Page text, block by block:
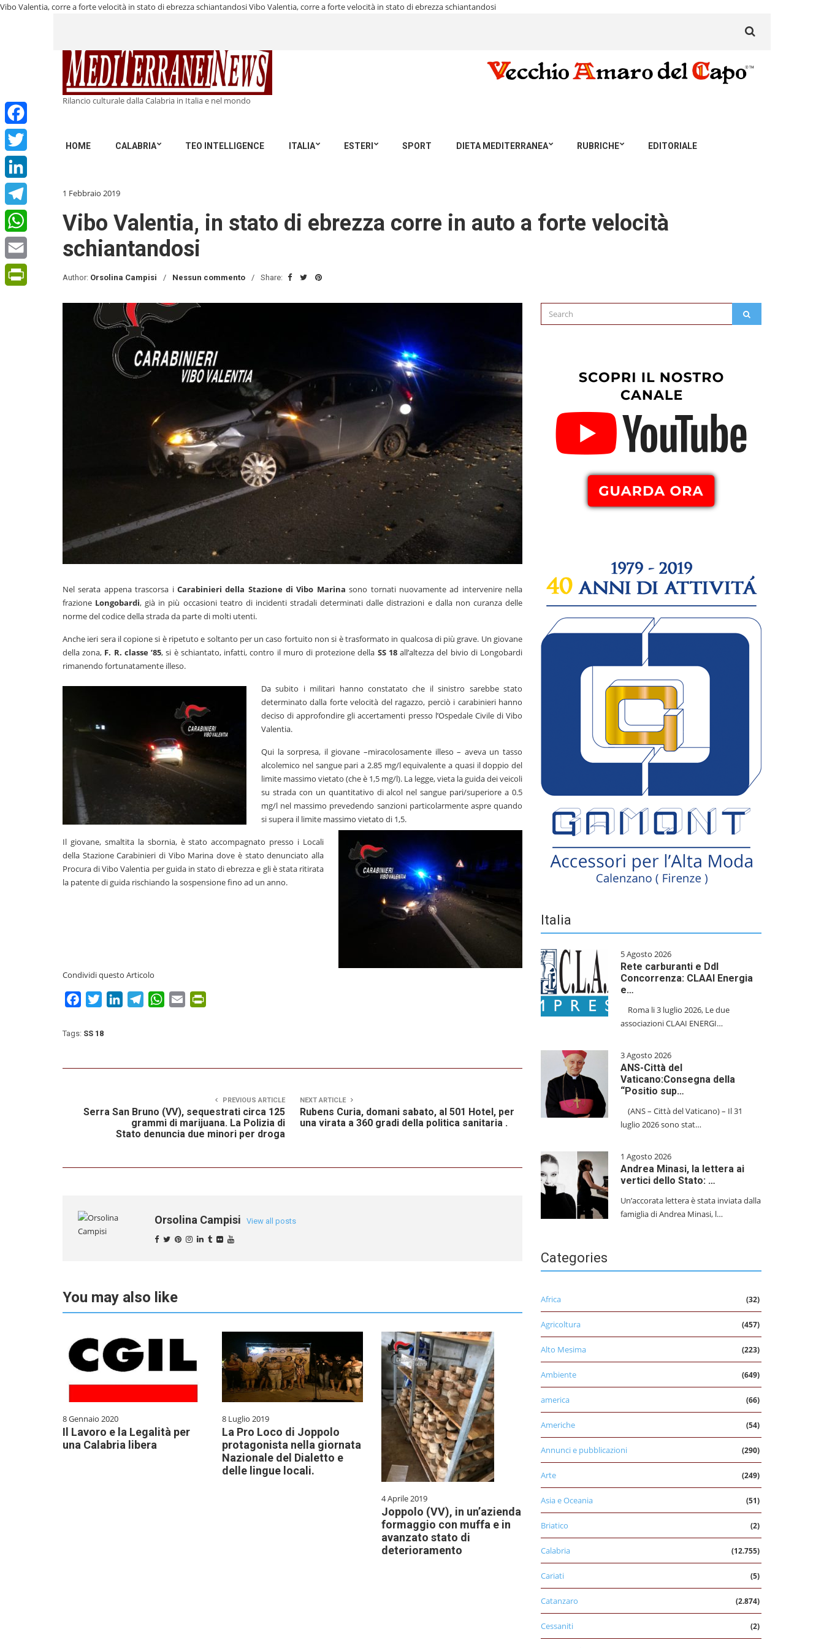
Vibo Valentia, corre a forte velocità in stato di ebrezza schiantandosiVibo Valentia, corre a forte velocità in stato di ebrezza schiantandosi
Rilancio culturale dalla Calabria in Italia e nel mondo
HOME CALABRIA TEO INTELLIGENCE ITALIA ESTERI SPORT DIETA MEDITERRANEA RUBRICHE EDITORIALE
for:
Facebook
Twitter
LinkedIn
Telegram
WhatsApp
Email
1 Febbraio 2019
Vibo Valentia, in stato di ebrezza corre in auto a forte velocità
schiantandosi
Author: Orsolina Campisi Nessun commento Share:
Nel serata appena trascorsa i Carabinieri della Stazione di Vibo Marina sono tornati nuovamente ad intervenire nella
frazione Longobardi, già in più occasioni teatro di incidenti stradali determinati dalle distrazioni e dalla non curanza delle
norme del codice della strada da parte di molti utenti.
Anche ieri sera il copione si è ripetuto e soltanto per un caso fortuito non si è trasformato in qualcosa di più grave. Un giovane
della zona, F. R. classe ’85, si è schiantato, infatti, contro il muro di protezione della SS 18all’altezza del bivio di Longobardi
rimanendo fortunatamente illeso.
Da subito i militari hanno constatato che il sinistro sarebbe stato
determinato dalla forte velocità del ragazzo, perciò i carabinieri hanno
deciso di approfondire gli accertamenti presso l’Ospedale Civile di Vibo
Valentia.
Qui la sorpresa, il giovane –miracolosamente illeso – aveva un tasso
alcolemico nel sangue pari a 2.85 mg/l equivalente a quasi il doppio del
limite massimo vietato (che è 1,5 mg/l). La legge, vieta la guida dei veicoli
su strada con un quantitativo di alcol nel sangue pari/superiore a 0.5
mg/l nel massimo prevedendo sanzioni particolarmente aspre quando
si supera il limite massimo vietato di 1,5.
Il giovane, smaltita la sbornia, è stato accompagnato presso i Locali
della Stazione Carabinieri di Vibo Marina dove è stato denunciato alla
Procura di Vibo Valentia per guida in stato di ebrezza e gli è stata ritirata
la patente di guida rischiando la sospensione fino ad un anno.
Condividi questo Articolo
FacebookTwitterLinkedInTelegramWhatsApp
Email
Tags: SS 18
PREVIOUS ARTICLE
Serra San Bruno (VV), sequestrati circa 125
grammi di marijuana. La Polizia di
Stato denuncia due minori per droga
NEXT ARTICLE
Rubens Curia, domani sabato, al 501 Hotel, per
una virata a 360 gradi della politica sanitaria .
Orsolina Campisi View all posts
You may also like
8 Gennaio 2020
Il Lavoro e la Legalità per
una Calabria libera
8 Luglio 2019
La Pro Loco di Joppolo
protagonista nella giornata
Nazionale del Dialetto e
delle lingue locali.
4 Aprile 2019
Joppolo (VV), in un’azienda
formaggio con muffa e in
avanzato stato di
deterioramento
Search
for:
Italia
5 Agosto 2026
Rete carburanti e Ddl
Concorrenza: CLAAI Energia
e…
​Roma li 3 luglio 2026, Le due
associazioni CLAAI ENERGI…
3 Agosto 2026
ANS-Città del
Vaticano:Consegna della
“Positio sup…
(ANS – Città del Vaticano) – Il 31
luglio 2026 sono stat…
1 Agosto 2026
Andrea Minasi, la lettera ai
vertici dello Stato: …
Un’accorata lettera è stata inviata dalla
famiglia di Andrea Minasi, l…
Categories
Africa (32)
Agricoltura (457)
Alto Mesima (223)
Ambiente (649)
america (66)
Americhe (54)
Annunci e pubblicazioni (290)
Arte (249)
Asia e Oceania (51)
Briatico (2)
Calabria (12.755)
Cariati (5)
Catanzaro (2.874)
Cessaniti (2)